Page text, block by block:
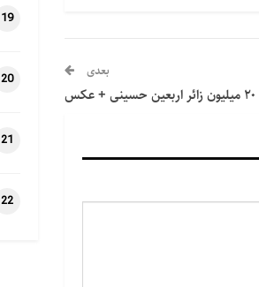
بعدی
19
20
21
22